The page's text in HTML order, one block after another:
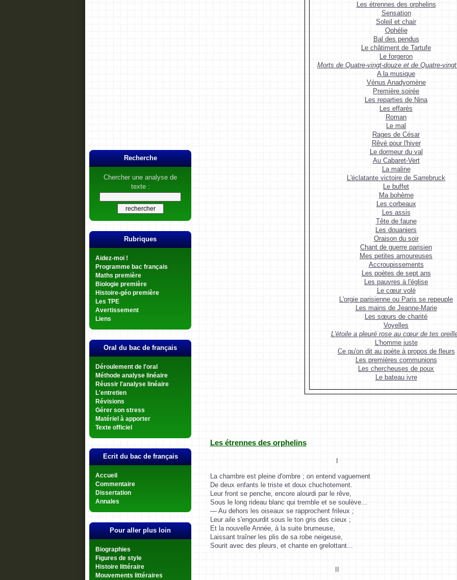
Recherche
Chercher une analyse de
texte :
Rubriques
Aidez-moi !
Programme bac français
Maths première
Biologie première
Histoire-géo première
Les TPE
Avertissement
Liens
Oral du bac de français
Déroulement de l'oral
Méthode analyse linéaire
Réussir l'analyse linéaire
L'entretien
Révisions
Gérer son stress
Matériel à apporter
Texte officiel
Ecrit du bac de français
Accueil
Commentaire
Dissertation
Annales
Pour aller plus loin
Biographies
Figures de style
Histoire littéraire
Mouvements littéraires
Les étrennes des orphelins
Sensation
Soleil et chair
Ophélie
Bal des pendus
Le châtiment de Tartufe
Le forgeron
Morts de Quatre-vingt-douze et de Quatre-
A la musique
Vénus Anadyomène
Première soirée
Les reparties de Nina
Les effarés
Roman
Le mal
Rages de César
Rêvé pour l'hiver
Le dormeur du val
Au Cabaret-Vert
La maline
L'éclatante victoire de Sarrebruck
Le buffet
Ma bohème
Les corbeaux
Les assis
Tête de faune
Les douaniers
Oraison du soir
Chant de guerre parisien
Mes petites amoureuses
Accroupissements
Les poètes de sept ans
Les pauvres à l'église
Le cœur volé
L'orgie parisienne ou Paris se repeuple
Les mains de Jeanne-Marie
Les sœurs de charité
Voyelles
L'étoile a pleuré rose au cœur de tes
L'homme juste
Ce qu'on dit au poète à propos de fleurs
Les premières communions
Les chercheuses de poux
Le bateau ivre
Les étrennes des orphelins
La chambre est pleine d'ombre ; on entend vaguement
De deux enfants le triste et doux chuchotement.
Leur front se penche, encore alourdi par le rêve,
Sous le long rideau blanc qui tremble et se soulève...
— Au dehors les oiseaux se rapprochent frileux ;
Leur aile s'engourdit sous le ton gris des cieux ;
Et la nouvelle Année, à la suite brumeuse,
Laissant traîner les plis de sa robe neigeuse,
Sourit avec des pleurs, et chante en grelottant...